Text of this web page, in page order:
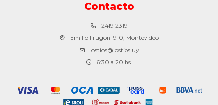
Contacto
2419 2319
Emilio Frugoni 910, Montevideo
lostios@lostios.uy
6:30 a 20 hs.